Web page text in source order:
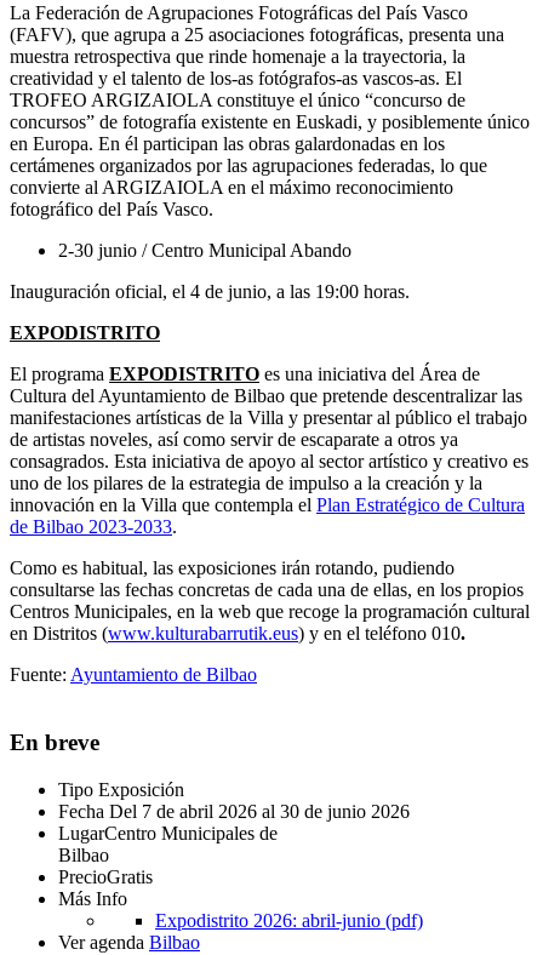
La Federación de Agrupaciones Fotográficas del País Vasco
(FAFV), que agrupa a 25 asociaciones fotográficas, presenta una
muestra retrospectiva que rinde homenaje a la trayectoria, la
creatividad y el talento de los-as fotógrafos-as vascos-as. El
TROFEO ARGIZAIOLA constituye el único “concurso de
concursos” de fotografía existente en Euskadi, y posiblemente único
en Europa. En él participan las obras galardonadas en los
certámenes organizados por las agrupaciones federadas, lo que
convierte al ARGIZAIOLA en el máximo reconocimiento
fotográfico del País Vasco.
2-30 junio / Centro Municipal Abando
Inauguración oficial, el 4 de junio, a las 19:00 horas.
EXPODISTRITO
El programa EXPODISTRITO es una iniciativa del Área de
Cultura del Ayuntamiento de Bilbao que pretende descentralizar las
manifestaciones artísticas de la Villa y presentar al público el trabajo
de artistas noveles, así como servir de escaparate a otros ya
consagrados. Esta iniciativa de apoyo al sector artístico y creativo es
uno de los pilares de la estrategia de impulso a la creación y la
innovación en la Villa que contempla el Plan Estratégico de Cultura
de Bilbao 2023-2033.
Como es habitual, las exposiciones irán rotando, pudiendo
consultarse las fechas concretas de cada una de ellas, en los propios
Centros Municipales, en la web que recoge la programación cultural
en Distritos (www.kulturabarrutik.eus) y en el teléfono 010.
Fuente: Ayuntamiento de Bilbao
En breve
Tipo Exposición
Fecha Del 7 de abril 2026 al 30 de junio 2026
LugarCentro Municipales de
Bilbao
PrecioGratis
Más Info
Expodistrito 2026: abril-junio (pdf)
Ver agenda Bilbao